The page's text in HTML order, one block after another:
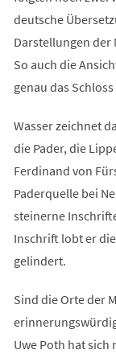
deutsche
Darstellungen der
So auch die
genau das
Wasser zeichnet
die Pader, die
Ferdinand von
Paderquelle bei
steinerne
Inschrift lobt er
gelindert.
Sind die Orte der
Uwe Poth hat